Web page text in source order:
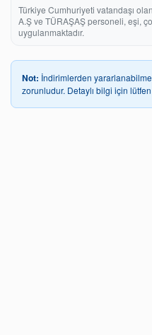
Türkiye Cumhuriyeti vatandaşı
A.Ş ve TÜRAŞAŞ personeli, eşi,
uygulanmaktadır.
Not: İndirimlerden
zorunludur. Detaylı bilgi için